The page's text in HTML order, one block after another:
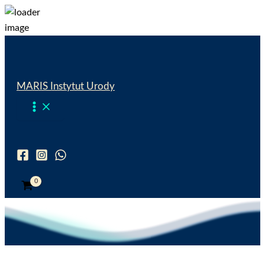
MARIS Instytut Urody